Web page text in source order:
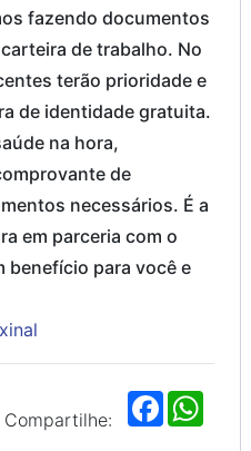
fazendo documentos
de trabalho. No
terão prioridade e
de identidade gratuita.
na hora,
de
necessários. É a
em parceria com o
benefício para você e
Compartilhe:
F
a